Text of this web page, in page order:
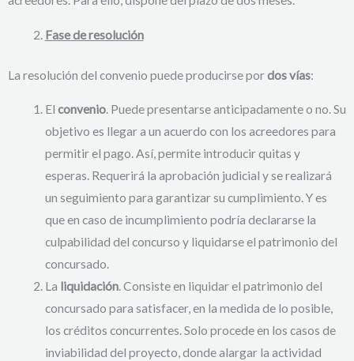
Fase de resolución
La resolución del convenio puede producirse pordos vías:
El convenio. Puede presentarse anticipadamente o no. Su
objetivo es llegar a un acuerdo con los acreedores para
permitir el pago. Así, permite introducir quitas y
esperas. Requerirá la aprobación judicial y se realizará
un seguimiento para garantizar su cumplimiento. Y es
que en caso de incumplimiento podría declararse la
culpabilidad del concurso y liquidarse el patrimonio del
concursado.
La liquidación. Consiste en liquidar el patrimonio del
concursado para satisfacer, en la medida de lo posible,
los créditos concurrentes. Solo procede en los casos de
inviabilidad del proyecto, donde alargar la actividad